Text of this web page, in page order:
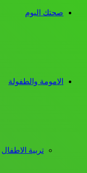
صحتك اليوم
الامومة والطفولة
تربية الاطفال